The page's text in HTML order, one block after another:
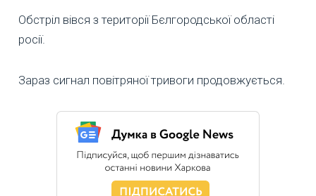
Обстріл вівся з території Бєлгородської області
росії.
Зараз сигнал повітряної тривоги продовжується.